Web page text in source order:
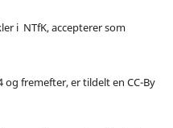
i NTfK, accepterer som
fremefter, er tildelt en CC-By